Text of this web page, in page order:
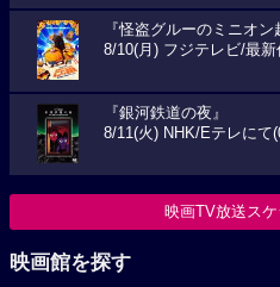
『怪盗グルーのミニオン
8/10(月) フジテレビ/最
『銀河鉄道の夜』
8/11(火) NHK/Eテレにて
映画TV放送ス
映画館を探す